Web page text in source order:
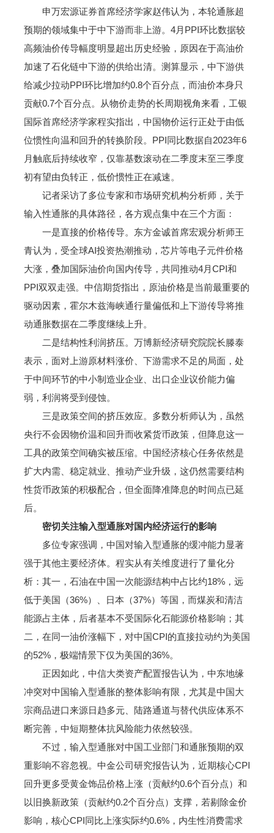
申万宏源证券首席经济学家赵伟认为，本轮通胀超
预期的领域集中于中下游而非上游。4月PPI环比数据较
高频油价传导幅度明显超出历史经验，原因在于高油价
加速了石化链中下游的供给出清。测算显示，中下游供
给减少拉动PPI环比增加约0.8个百分点，而油价本身只
贡献0.7个百分点。从物价走势的长周期视角来看，工银
国际首席经济学家程实指出，中国物价运行正处于由低
位惯性向温和回升的转换阶段。PPI同比数据自2023年6
月触底后持续收窄，仅靠基数滚动在二季度末至三季度
初有望由负转正，低价惯性正在减速。
记者采访了多位专家和市场研究机构分析师，关于
输入性通胀的具体路径，各方观点集中在三个方面：
一是直接的价格传导。东方金诚首席宏观分析师王
青认为，受全球AI投资热潮推动，芯片等电子元件价格
大涨，叠加国际油价向国内传导，共同推动4月CPI和
PPI双双走强。中信期货指出，原油价格是当前最重要的
驱动因素，霍尔木兹海峡通行量偏低和上下游传导将推
动通胀数据在二季度继续上升。
二是结构性利润挤压。万博新经济研究院院长滕泰
表示，面对上游原材料涨价、下游需求不足的局面，处
于中间环节的中小制造业企业、出口企业议价能力偏
弱，利润将受到侵蚀。
三是政策空间的挤压效应。多数分析师认为，虽然
央行不会因物价温和回升而收紧货币政策，但降息这一
工具的政策空间确实被压缩。中国经济核心任务依然是
扩大内需、稳定就业、推动产业升级，这仍然需要结构
性货币政策的积极配合，但全面降准降息的时间点已延
后。
密切关注输入型通胀对国内经济运行的影响
多位专家强调，中国对输入型通胀的缓冲能力显著
强于其他主要经济体。程实从有关维度进行了量化分
析：其一，石油在中国一次能源结构中占比约18%，远
低于美国（36%）、日本（37%）等国，而煤炭和清洁
能源占主体，后者基本不受国际化石能源价格影响；其
二，在同一油价涨幅下，对中国CPI的直接拉动约为美国
的52%，极端情景下仅为美国的36%。
正因如此，中信大类资产配置报告认为，中东地缘
冲突对中国输入型通胀的整体影响有限，尤其是中国大
宗商品进口来源日趋多元、陆路通道与替代供应体系不
断完善，中短期整体抗风险能力依然较强。
不过，输入型通胀对中国工业部门和通胀预期的双
重影响不容忽视。中金公司研究报告认为，近期核心CPI
回升更多受黄金饰品价格上涨（贡献约0.6个百分点）和
以旧换新政策（贡献约0.2个百分点）支撑，若剔除金价
影响，核心CPI同比上涨实际约0.6%，内生性消费需求